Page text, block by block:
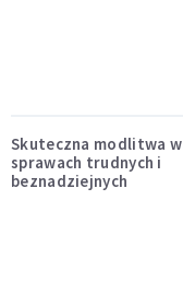
Skuteczna modlitwa w
sprawach trudnych i
beznadziejnych